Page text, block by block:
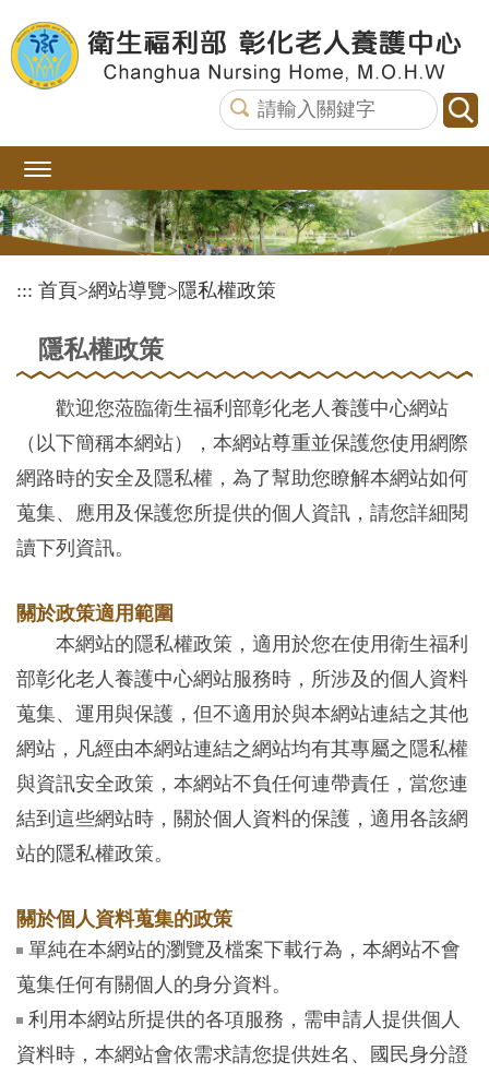
到
主
::: 首頁>網站導覽>隱私權政策
隱私權政策
歡迎您蒞臨衛生福利部彰化老人養護中心網站
（以下簡稱本網站），本網站尊重並保護您使用網際
網路時的安全及隱私權，為了幫助您瞭解本網站如何
蒐集、應用及保護您所提供的個人資訊，請您詳細閱
讀下列資訊。
關於政策適用範圍
本網站的隱私權政策，適用於您在使用衛生福利
部彰化老人養護中心網站服務時，所涉及的個人資料
蒐集、運用與保護，但不適用於與本網站連結之其他
網站，凡經由本網站連結之網站均有其專屬之隱私權
與資訊安全政策，本網站不負任何連帶責任，當您連
結到這些網站時，關於個人資料的保護，適用各該網
站的隱私權政策。
關於個人資料蒐集的政策
單純在本網站的瀏覽及檔案下載行為，本網站不會
蒐集任何有關個人的身分資料。
利用本網站所提供的各項服務，需申請人提供個人
資料時，本網站會依需求請您提供姓名、國民身分證